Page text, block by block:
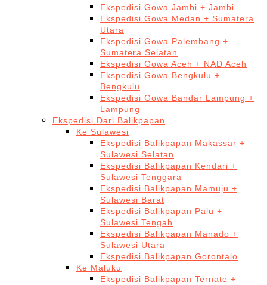
Ekspedisi Gowa Jambi + Jambi
Ekspedisi Gowa Medan + Sumatera
Utara
Ekspedisi Gowa Palembang +
Sumatera Selatan
Ekspedisi Gowa Aceh + NAD Aceh
Ekspedisi Gowa Bengkulu +
Bengkulu
Ekspedisi Gowa Bandar Lampung +
Lampung
Ekspedisi Dari Balikpapan
Ke Sulawesi
Ekspedisi Balikpapan Makassar +
Sulawesi Selatan
Ekspedisi Balikpapan Kendari +
Sulawesi Tenggara
Ekspedisi Balikpapan Mamuju +
Sulawesi Barat
Ekspedisi Balikpapan Palu +
Sulawesi Tengah
Ekspedisi Balikpapan Manado +
Sulawesi Utara
Ekspedisi Balikpapan Gorontalo
Ke Maluku
Ekspedisi Balikpapan Ternate +